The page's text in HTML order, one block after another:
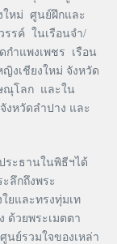
ใหม่ ศูนย์ฝึกและ
รรค์ ในเรือนจำ/
กำแพงเพชร เรือน
งเชียงใหม่ จังหวัด
ณุโลก และใน
หวัดลำปาง และ
ระธานในพิธีฯได้
ลึกถึงพระ
ยและทรงทุ่มเท
ด้วยพระเมตตา
นย์รวมใจของเหล่า